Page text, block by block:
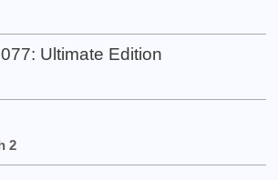
Ultimate Edition
2